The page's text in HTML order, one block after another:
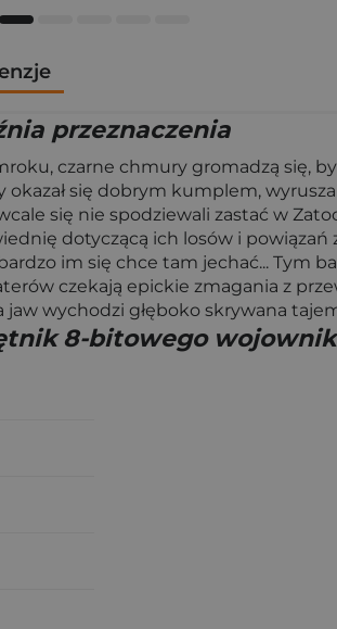
przeznaczenia
czarne chmury gromadzą się,
się dobrym kumplem,
się nie spodziewali zastać w
dotyczącą ich losów i
im się chce tam jechać... Tym
czekają epickie zmagania z
wychodzi głęboko skrywana
8-bitowego